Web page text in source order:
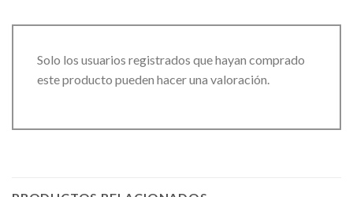
Solo los usuarios registrados que hayan comprado
este producto pueden hacer una valoración.